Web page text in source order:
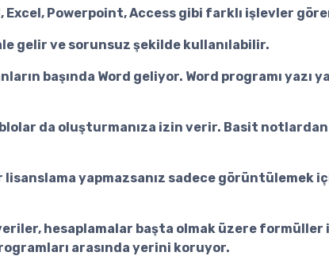
Excel, Powerpoint, Access gibi farklı işlevler
gelir ve sorunsuz şekilde kullanılabilir.
başında Word geliyor. Word programı
da oluşturmanıza izin verir. Basit notlardan
yapmazsanız sadece görüntülemek
hesaplamalar başta olmak üzere formüller
arasında yerini koruyor.